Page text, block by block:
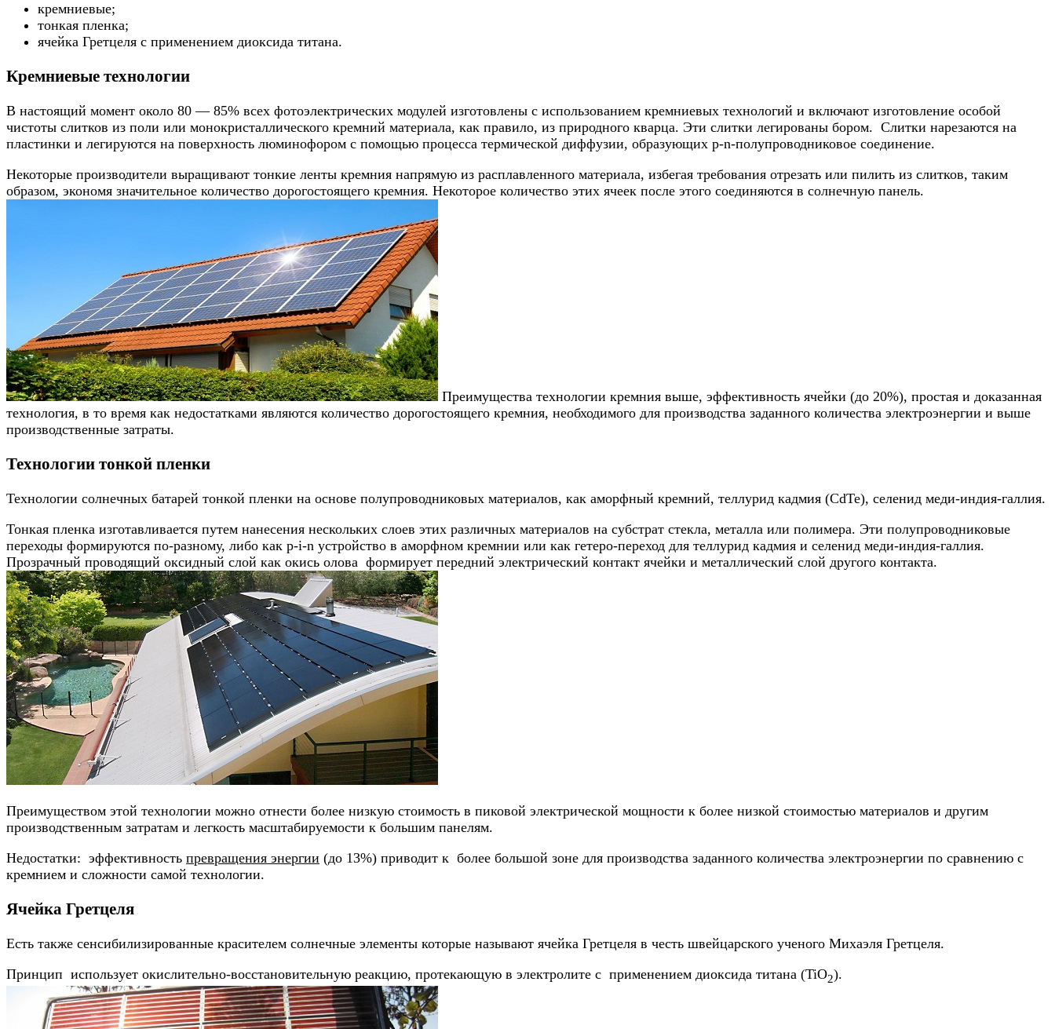
кремниевые;
тонкая пленка;
ячейка Гретцеля с применением диоксида титана.
Кремниевые технологии
В настоящий момент около 80 — 85% всех фотоэлектрических модулей изготовлены с использованием кремниевых технологий и включают изготовление особой
чистоты слитков из поли или монокристаллического кремний материала, как правило, из природного кварца. Эти слитки легированы бором. Слитки нарезаются на
пластинки и легируются на поверхность люминофором с помощью процесса термической диффузии, образующих р-n-полупроводниковое соединение.
Некоторые производители выращивают тонкие ленты кремния напрямую из расплавленного материала, избегая требования отрезать или пилить из слитков, таким
образом, экономя значительное количество дорогостоящего кремния. Некоторое количество этих ячеек после этого соединяются в солнечную панель.
Преимущества технологии кремния выше, эффективность ячейки (до 20%), простая и доказанная
технология, в то время как недостатками являются количество дорогостоящего кремния, необходимого для производства заданного количества электроэнергии и выше
производственные затраты.
Технологии тонкой пленки
Технологии солнечных батарей тонкой пленки на основе полупроводниковых материалов, как аморфный кремний, теллурид кадмия (CdTe), селенид меди-индия-галлия.
Тонкая пленка изготавливается путем нанесения нескольких слоев этих различных материалов на субстрат стекла, металла или полимера. Эти полупроводниковые
переходы формируются по-разному, либо как p-i-n устройство в аморфном кремнии или как гетеро-переход для теллурид кадмия и селенид меди-индия-галлия.
Прозрачный проводящий оксидный слой как окись олова формирует передний электрический контакт ячейки и металлический слой другого контакта.
Преимуществом этой технологии можно отнести более низкую стоимость в пиковой электрической мощности к более низкой стоимостью материалов и другим
производственным затратам и легкость масштабируемости к большим панелям.
Недостатки: эффективность превращения энергии (до 13%) приводит к более большой зоне для производства заданного количества электроэнергии по сравнению с
кремнием и сложности самой технологии.
Ячейка Гретцеля
Есть также сенсибилизированные красителем солнечные элементы которые называют ячейка Гретцеля в честь швейцарского ученого Михаэля Гретцеля.
Принцип использует окислительно-восстановительную реакцию, протекающую в электролите с применением диоксида титана (TiO2).